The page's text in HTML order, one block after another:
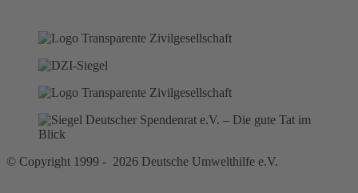
© Copyright 1999 - 2026 Deutsche Umwelthilfe e.V.